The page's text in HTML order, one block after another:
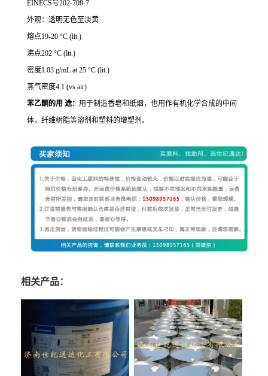
EINECS号202-708-7
外观：透明无色至淡黄
熔点19-20 °C (lit.)
沸点202 °C (lit.)
密度1.03 g/mL at 25 °C (lit.)
蒸气密度4.1 (vs air)
苯乙酮的用 途： 用于制造香皂和纸烟，也用作有机化学合成的中间
体，纤维树脂等溶剂和塑料的增塑剂。
相关产品：